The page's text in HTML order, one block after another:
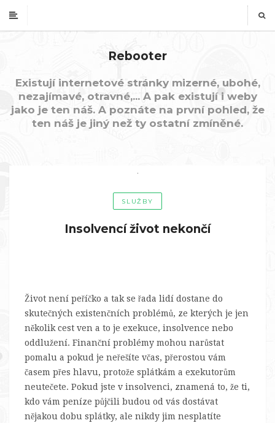
Rebooter
Existují internetové stránky mizerné, ubohé,
nezajímavé, otravné,... A pak existují i weby
jako je ten náš. A poznáte na první pohled, že
ten náš je jiný než ty ostatní zmíněné.
SLUŽBY
Insolvencí život nekončí
Život není peříčko a tak se řada lidí dostane do
skutečných existenčních problémů, ze kterých je jen
několik cest ven a to je exekuce, insolvence nebo
oddlužení. Finanční problémy mohou narůstat
pomalu a pokud je neřešíte včas, přerostou vám
časem přes hlavu, protože splátkám a exekutorům
neutečete. Pokud jste v insolvenci, znamená to, že ti,
kdo vám peníze půjčili budou od vás dostávat
nějakou dobu splátky, ale nikdy jim nesplatíte